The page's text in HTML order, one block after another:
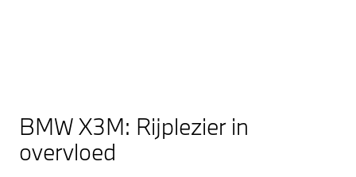
BMW X3M: Rijplezier in
overvloed